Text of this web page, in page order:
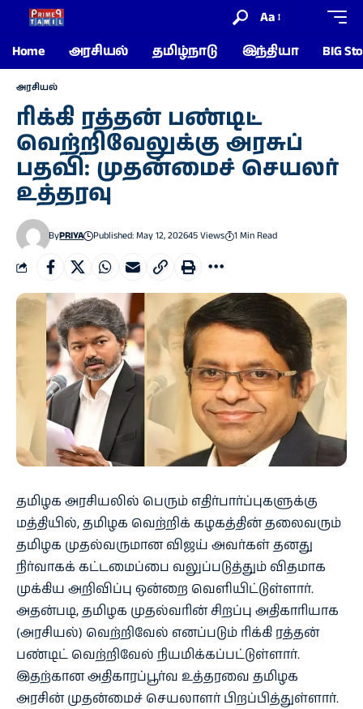
Aa
Home
அரசியல் தமிழ்நாடு இந்தியா BIG
அரசியல்
ரிக்கி ரத்தன் பண்டிட்
வெற்றிவேலுக்கு அரசுப்
பதவி: முதன்மைச் செயலர்
உத்தரவு
ByPRIYA Published: May 12, 202645 Views 1 Min Read
தமிழக அரசியலில் பெரும் எதிர்பார்ப்புகளுக்கு
மத்தியில், தமிழக வெற்றிக் கழகத்தின் தலைவரும்
தமிழக முதல்வருமான விஜய் அவர்கள் தனது
நிர்வாகக் கட்டமைப்பை வலுப்படுத்தும் விதமாக
முக்கிய அறிவிப்பு ஒன்றை வெளியிட்டுள்ளார்.
அதன்படி, தமிழக முதல்வரின் சிறப்பு அதிகாரியாக
(அரசியல்) வெற்றிவேல் எனப்படும் ரிக்கி ரத்தன்
பண்டிட் வெற்றிவேல் நியமிக்கப்பட்டுள்ளார்.
இதற்கான அதிகாரப்பூர்வ உத்தரவை தமிழக
அரசின் முதன்மைச் செயலாளர் பிறப்பித்துள்ளார்.